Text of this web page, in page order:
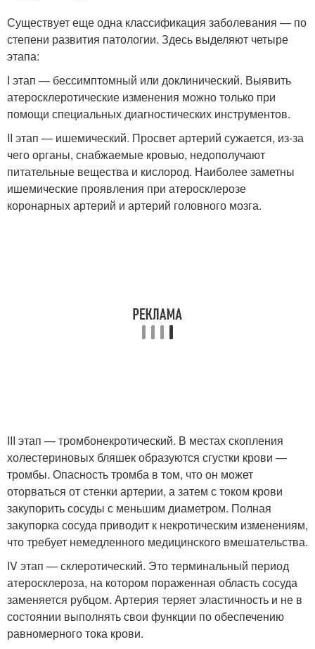
Существует еще одна классификация заболевания — по
степени развития патологии. Здесь выделяют четыре
этапа:
I этап — бессимптомный или доклинический. Выявить
атеросклеротические изменения можно только при
помощи специальных диагностических инструментов.
II этап — ишемический. Просвет артерий сужается, из-за
чего органы, снабжаемые кровью, недополучают
питательные вещества и кислород. Наиболее заметны
ишемические проявления при атеросклерозе
коронарных артерий и артерий головного мозга.
III этап — тромбонекротический. В местах скопления
холестериновых бляшек образуются сгустки крови —
тромбы. Опасность тромба в том, что он может
оторваться от стенки артерии, а затем с током крови
закупорить сосуды с меньшим диаметром. Полная
закупорка сосуда приводит к некротическим изменениям,
что требует немедленного медицинского вмешательства.
IV этап — склеротический. Это терминальный период
атеросклероза, на котором пораженная область сосуда
заменяется рубцом. Артерия теряет эластичность и не в
состоянии выполнять свои функции по обеспечению
равномерного тока крови.